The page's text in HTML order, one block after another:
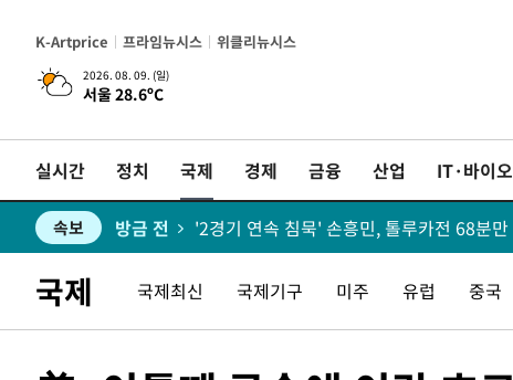
K-Artprice 프라임뉴시스 위클리뉴시스
2026. 08. 09. (일)
서울 28.6ºC
실시간 정치 국제 경제 금융 산업 IT·바이오
속보 방금 전
속보 방금 전
속보 방금 전 '2경기 연속 침묵' 손흥민, 톨루카전 68분
속보 방금 전 이강인, 오늘 서울서 AT마드리드 입단식…'
속보 54분 전
국제 국제최신 국제기구 미주 유럽 중국